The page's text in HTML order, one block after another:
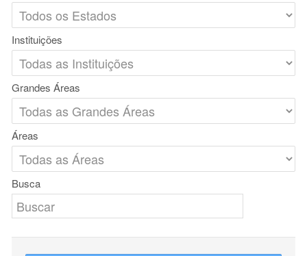
Instituições
Grandes Áreas
Áreas
Busca